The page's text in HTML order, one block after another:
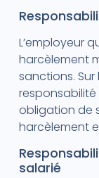
L’employeur
harcèlement
sanctions.
responsabilité
obligation de
harcèlement
salarié